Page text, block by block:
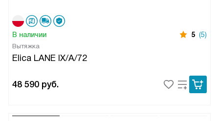
В наличии 5 (5)
Вытяжка
Elica LANE IX/A/72
48 590 руб.